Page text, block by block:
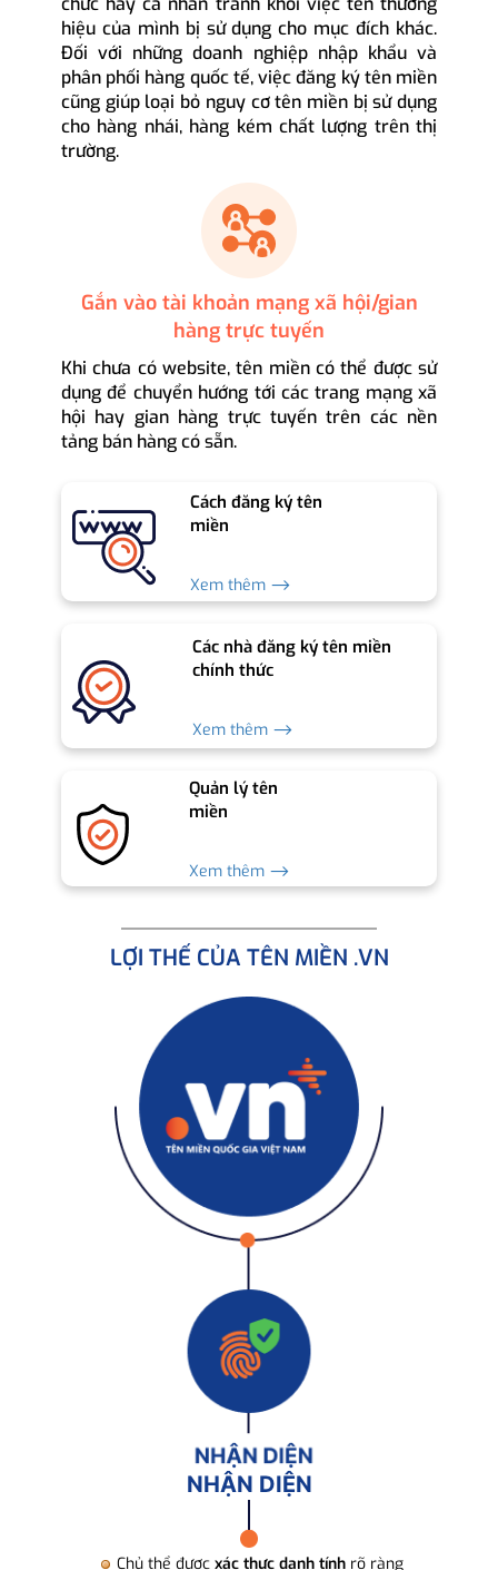
hiệu của mình bị sử dụng cho mục đích khác.
Đối với những doanh nghiệp nhập khẩu và
phân phối hàng quốc tế, việc đăng ký tên miền
cũng giúp loại bỏ nguy cơ tên miền bị sử dụng
cho hàng nhái, hàng kém chất lượng trên thị
trường.
Gắn vào tài khoản mạng xã hội/gian
hàng trực tuyến
Khi chưa có website, tên miền có thể được sử
dụng để chuyển hướng tới các trang mạng xã
hội hay gian hàng trực tuyến trên các nền
tảng bán hàng có sẵn.
Cách đăng ký tên
miền
Xem thêm ⟶
Các nhà đăng ký tên miền
chính thức
Xem thêm ⟶
Quản lý tên
miền
Xem thêm ⟶
LỢI THẾ CỦA TÊN MIỀN .VN
NHẬN DIỆN
Chủ thể được xác thực danh tính rõ ràng